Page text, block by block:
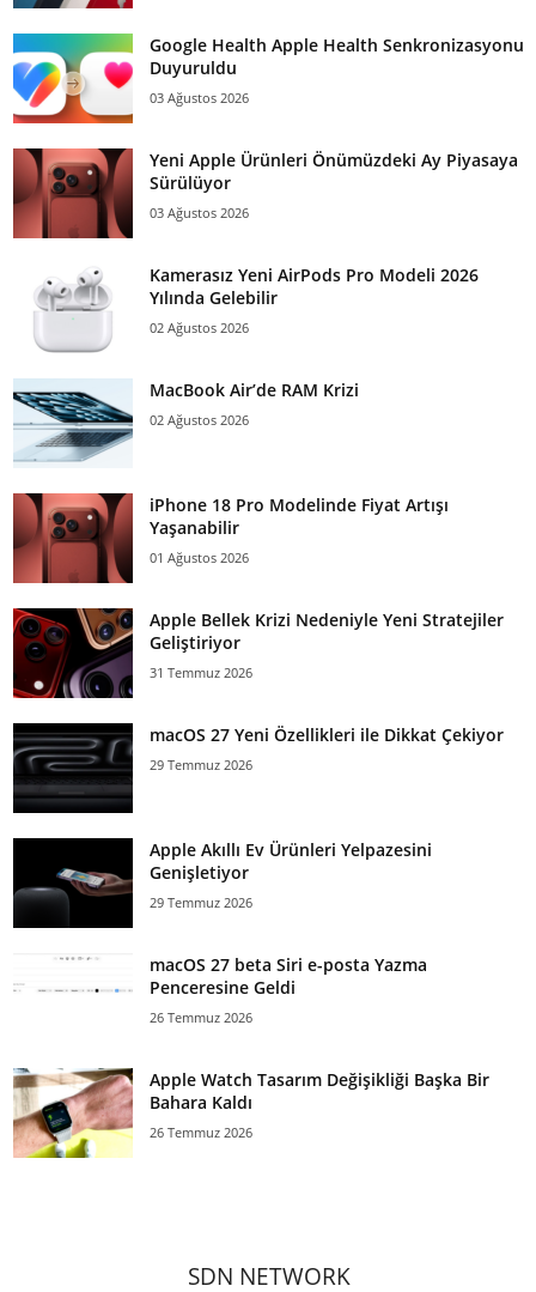
Google Health Apple Health Senkronizasyonu
Duyuruldu
03 Ağustos 2026
Yeni Apple Ürünleri Önümüzdeki Ay Piyasaya
Sürülüyor
03 Ağustos 2026
Kamerasız Yeni AirPods Pro Modeli 2026
Yılında Gelebilir
02 Ağustos 2026
MacBook Air’de RAM Krizi
02 Ağustos 2026
iPhone 18 Pro Modelinde Fiyat Artışı
Yaşanabilir
01 Ağustos 2026
Apple Bellek Krizi Nedeniyle Yeni Stratejiler
Geliştiriyor
31 Temmuz 2026
macOS 27 Yeni Özellikleri ile Dikkat Çekiyor
29 Temmuz 2026
Apple Akıllı Ev Ürünleri Yelpazesini
Genişletiyor
29 Temmuz 2026
macOS 27 beta Siri e-posta Yazma
Penceresine Geldi
26 Temmuz 2026
Apple Watch Tasarım Değişikliği Başka Bir
Bahara Kaldı
26 Temmuz 2026
SDN NETWORK